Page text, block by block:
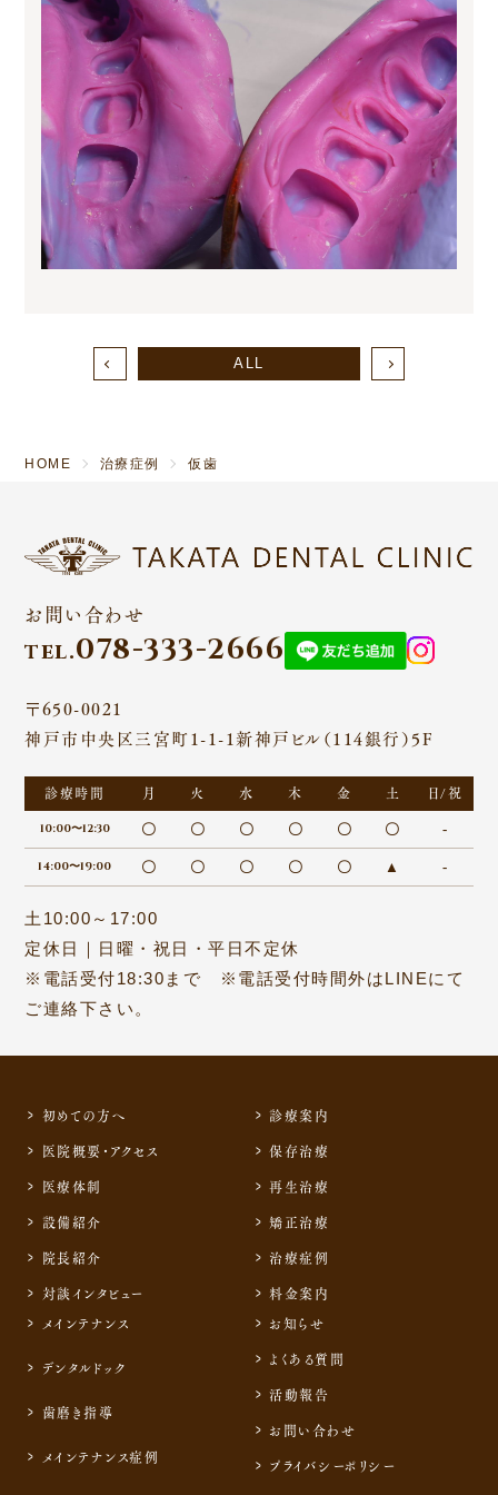
ALL
HOME 治療症例 仮歯
お問い合わせ
tel.078-333-2666
〒650-0021
神戸市中央区三宮町1-1-1新神戸ビル（114銀行）5F
診療時間 月 火 水 木 金 土 日/祝
10:00〜12:30 〇 〇 〇 〇 〇 〇 -
14:00〜19:00 〇 〇 〇 〇 〇 ▲ -
土10:00～17:00
定休日｜日曜・祝日・平日不定休
※電話受付18:30まで ※電話受付時間外はLINEにて
ご連絡下さい。
初めての方へ
医院概要・アクセス
医療体制
設備紹介
院長紹介
対談インタビュー
診療案内
保存治療
再生治療
矯正治療
治療症例
料金案内
メインテナンス
デンタルドック
歯磨き指導
メインテナンス症例
お知らせ
よくある質問
活動報告
お問い合わせ
プライバシーポリシー